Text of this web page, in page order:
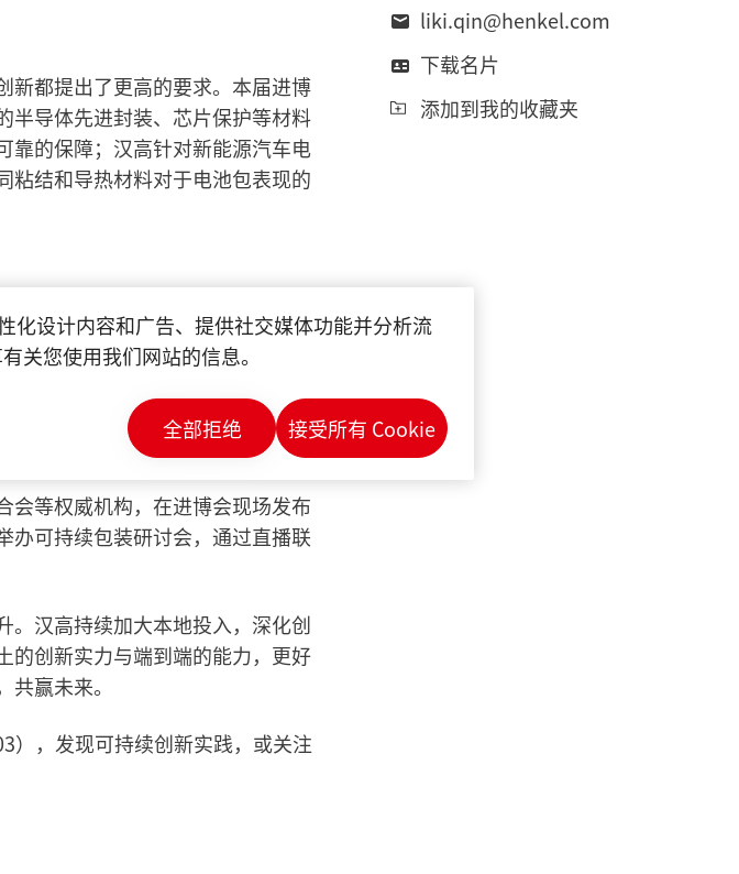
新都提出了更高的要求。本届进博
半导体先进封装、芯片保护等材料
靠的保障；汉高针对新能源汽车电
粘结和导热材料对于电池包表现的
求。本届进博会上，汉高将展示多
，汉高的创新纸制品阻隔涂层解
涂层与纸材；应用于纸尿裤、卫
、低压敏的特性，为消费者提供
会等权威机构，在进博会现场发布
办可持续包装研讨会，通过直播联
。汉高持续加大本地投入，深化创
的创新实力与端到端的能力，更好
赢未来。
），发现可持续创新实践，或关注
liki.qin@henkel.com
下载名片
添加到我的收藏夹
化设计内容和广告、提供社交媒体功能并分析流
关您使用我们网站的信息。
全部拒绝 接受所有 Cookie